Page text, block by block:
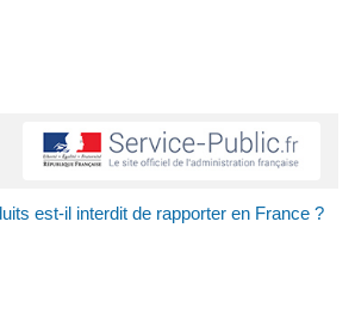
est-il interdit de rapporter en France ?